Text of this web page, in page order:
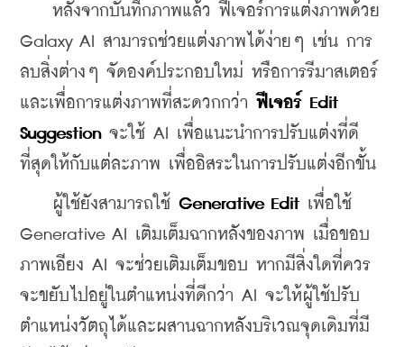
หลังจากบันทึกภาพแล้ว ฟีเจอร์การแต่งภาพด้วย
Galaxy AI สามารถช่วยแต่งภาพได้ง่ายๆ เช่น การ
ลบสิ่งต่างๆ จัดองค์ประกอบใหม่ หรือการรีมาสเตอร์
และเพื่อการแต่งภาพที่สะดวกกว่า ฟีเจอร์ Edit
Suggestion จะใช้ AI เพื่อแนะนำการปรับแต่งที่ดี
ที่สุดให้กับแต่ละภาพ เพื่ออิสระในการปรับแต่งอีกขั้น
ผู้ใช้ยังสามารถใช้ Generative Edit เพื่อใช้
Generative AI เติมเต็มฉากหลังของภาพ เมื่อขอบ
ภาพเอียง AI จะช่วยเติมเต็มขอบ หากมีสิ่งใดที่ควร
จะขยับไปอยู่ในตำแหน่งที่ดีกว่า AI จะให้ผู้ใช้ปรับ
ตำแหน่งวัตถุได้และผสานฉากหลังบริเวณจุดเดิมที่มี